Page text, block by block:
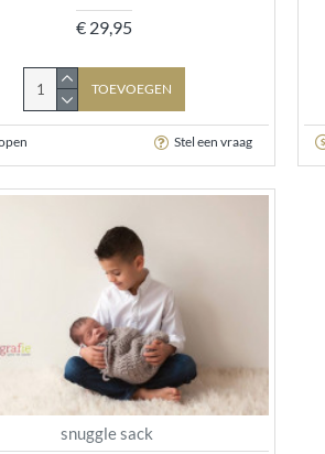
€ 29,95
TOEVOEGEN
Stel een vraag
snuggle sack